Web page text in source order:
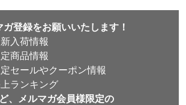
ガ登録をお願いいたします！
入荷情報
商品情報
セールやクーポン情報
ランキング
、メルマガ会員様限定の